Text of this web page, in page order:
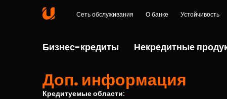
Сеть обслуживания О банке Устойчивость
Бизнес-кредиты Некредитные
Доп. информация
Кредитуемые области: